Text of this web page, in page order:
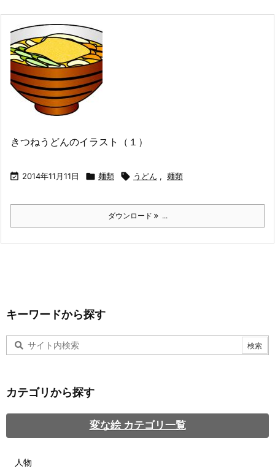
きつねうどんのイラスト（１）
 2014年11月11日  麺類  うどん , 麺類
ダウンロード ...
キーワードから探す
カテゴリから探す
変な絵 カテゴリ一覧
人物